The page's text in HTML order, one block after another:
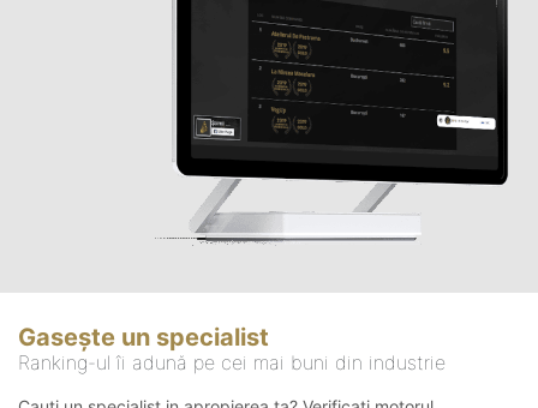
Gasește un specialist
Ranking-ul îi adună pe cei mai buni din industrie